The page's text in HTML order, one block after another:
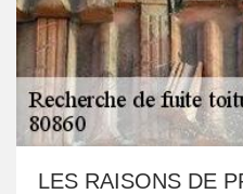
LES RAISONS DE